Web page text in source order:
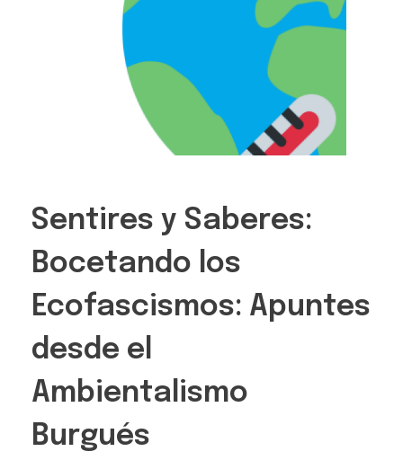
Sentires y Saberes:
Bocetando los
Ecofascismos: Apuntes
desde el
Ambientalismo
Burgués